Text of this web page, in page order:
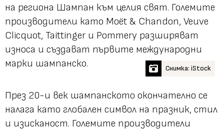
на региона Шампан към целия свят. Големите
производители като Moët & Chandon, Veuve
Clicquot, Taittinger и Pommery разширяват
износа и създават първите международни
марки шампанско.
Снимка: iStock
През 20-и век шампанското окончателно се
налага като глобален символ на празник, стил
и изисканост. Големите производители